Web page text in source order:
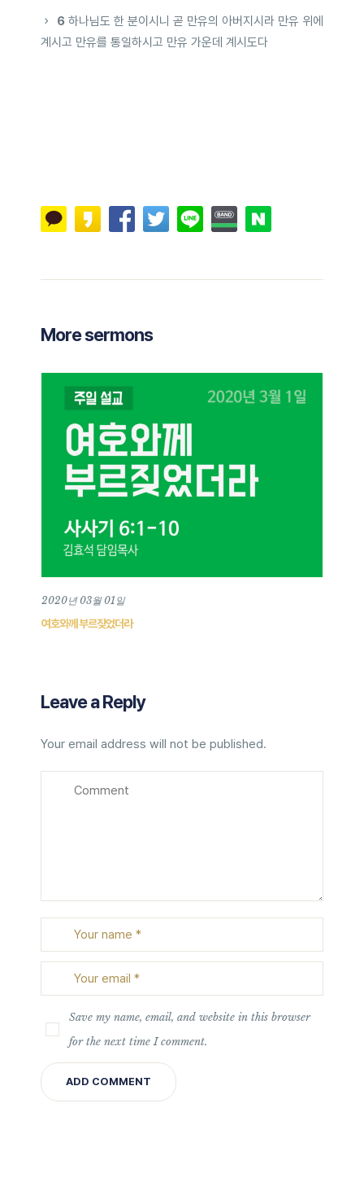
6하나님도 한 분이시니 곧 만유의 아버지시라 만유 위에
계시고 만유를 통일하시고 만유 가운데 계시도다
More sermons
2020년 03월 01일
여호와께 부르짖었더라
Leave a Reply
Your email address will not be published.
Save my name, email, and website in this browser
for the next time I comment.